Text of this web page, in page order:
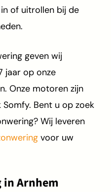
of uitrollen bij de
geven wij
jaar op onze
Onze motoren zijn
Bent u op zoek
Wij leveren
voor uw
in Arnhem